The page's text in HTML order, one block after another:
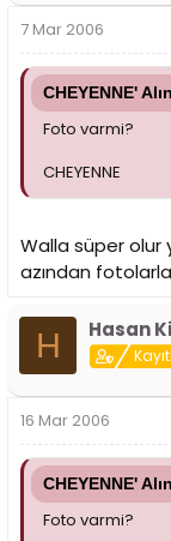
7 Mar 2006
CHEYENNE'
Foto varmi?
CHEYENNE
Walla süper olur
azından
H Hasan
16 Mar 2006
CHEYENNE'
Foto varmi?